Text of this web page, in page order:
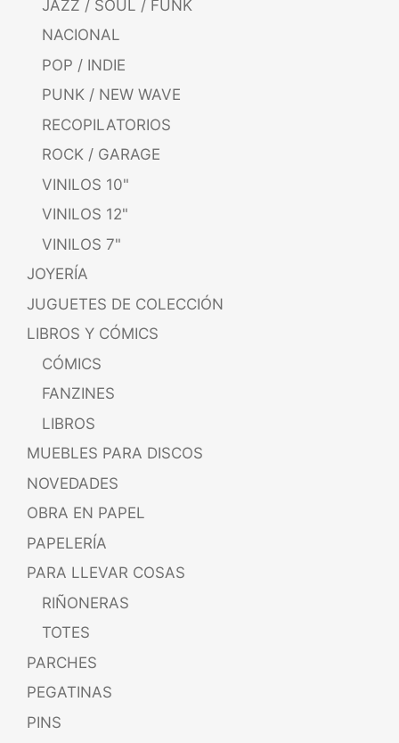
JAZZ / SOUL / FUNK
NACIONAL
POP / INDIE
PUNK / NEW WAVE
RECOPILATORIOS
ROCK / GARAGE
VINILOS 10"
VINILOS 12"
VINILOS 7"
JOYERÍA
JUGUETES DE COLECCIÓN
LIBROS Y CÓMICS
CÓMICS
FANZINES
LIBROS
MUEBLES PARA DISCOS
NOVEDADES
OBRA EN PAPEL
PAPELERÍA
PARA LLEVAR COSAS
RIÑONERAS
TOTES
PARCHES
PEGATINAS
PINS